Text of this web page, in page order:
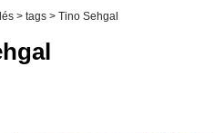
> tags > Tino Sehgal